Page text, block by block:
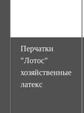
Перчатки
"Лотос"
хозяйственные
латекс